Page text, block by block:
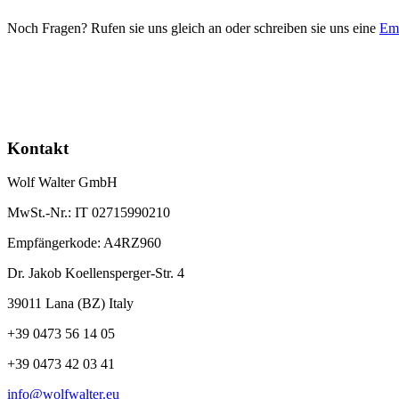
Noch Fragen? Rufen sie uns gleich an oder schreiben sie uns eine
Kontakt
Wolf Walter GmbH
MwSt.-Nr.: IT 02715990210
Empfängerkode: A4RZ960
Dr. Jakob Koellensperger-Str. 4
39011 Lana (BZ) Italy
+39 0473 56 14 05
+39 0473 42 03 41
info@wolfwalter.eu